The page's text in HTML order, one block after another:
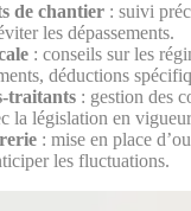
de chantier : suivi
les dépassements.
: conseils sur les
déductions
traitants : gestion des
la législation en
: mise en place
les fluctuations.